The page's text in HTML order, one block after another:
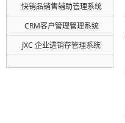
快销品销售辅助管理系统
CRM客户管理管理系统
JXC 企业进销存管理系统